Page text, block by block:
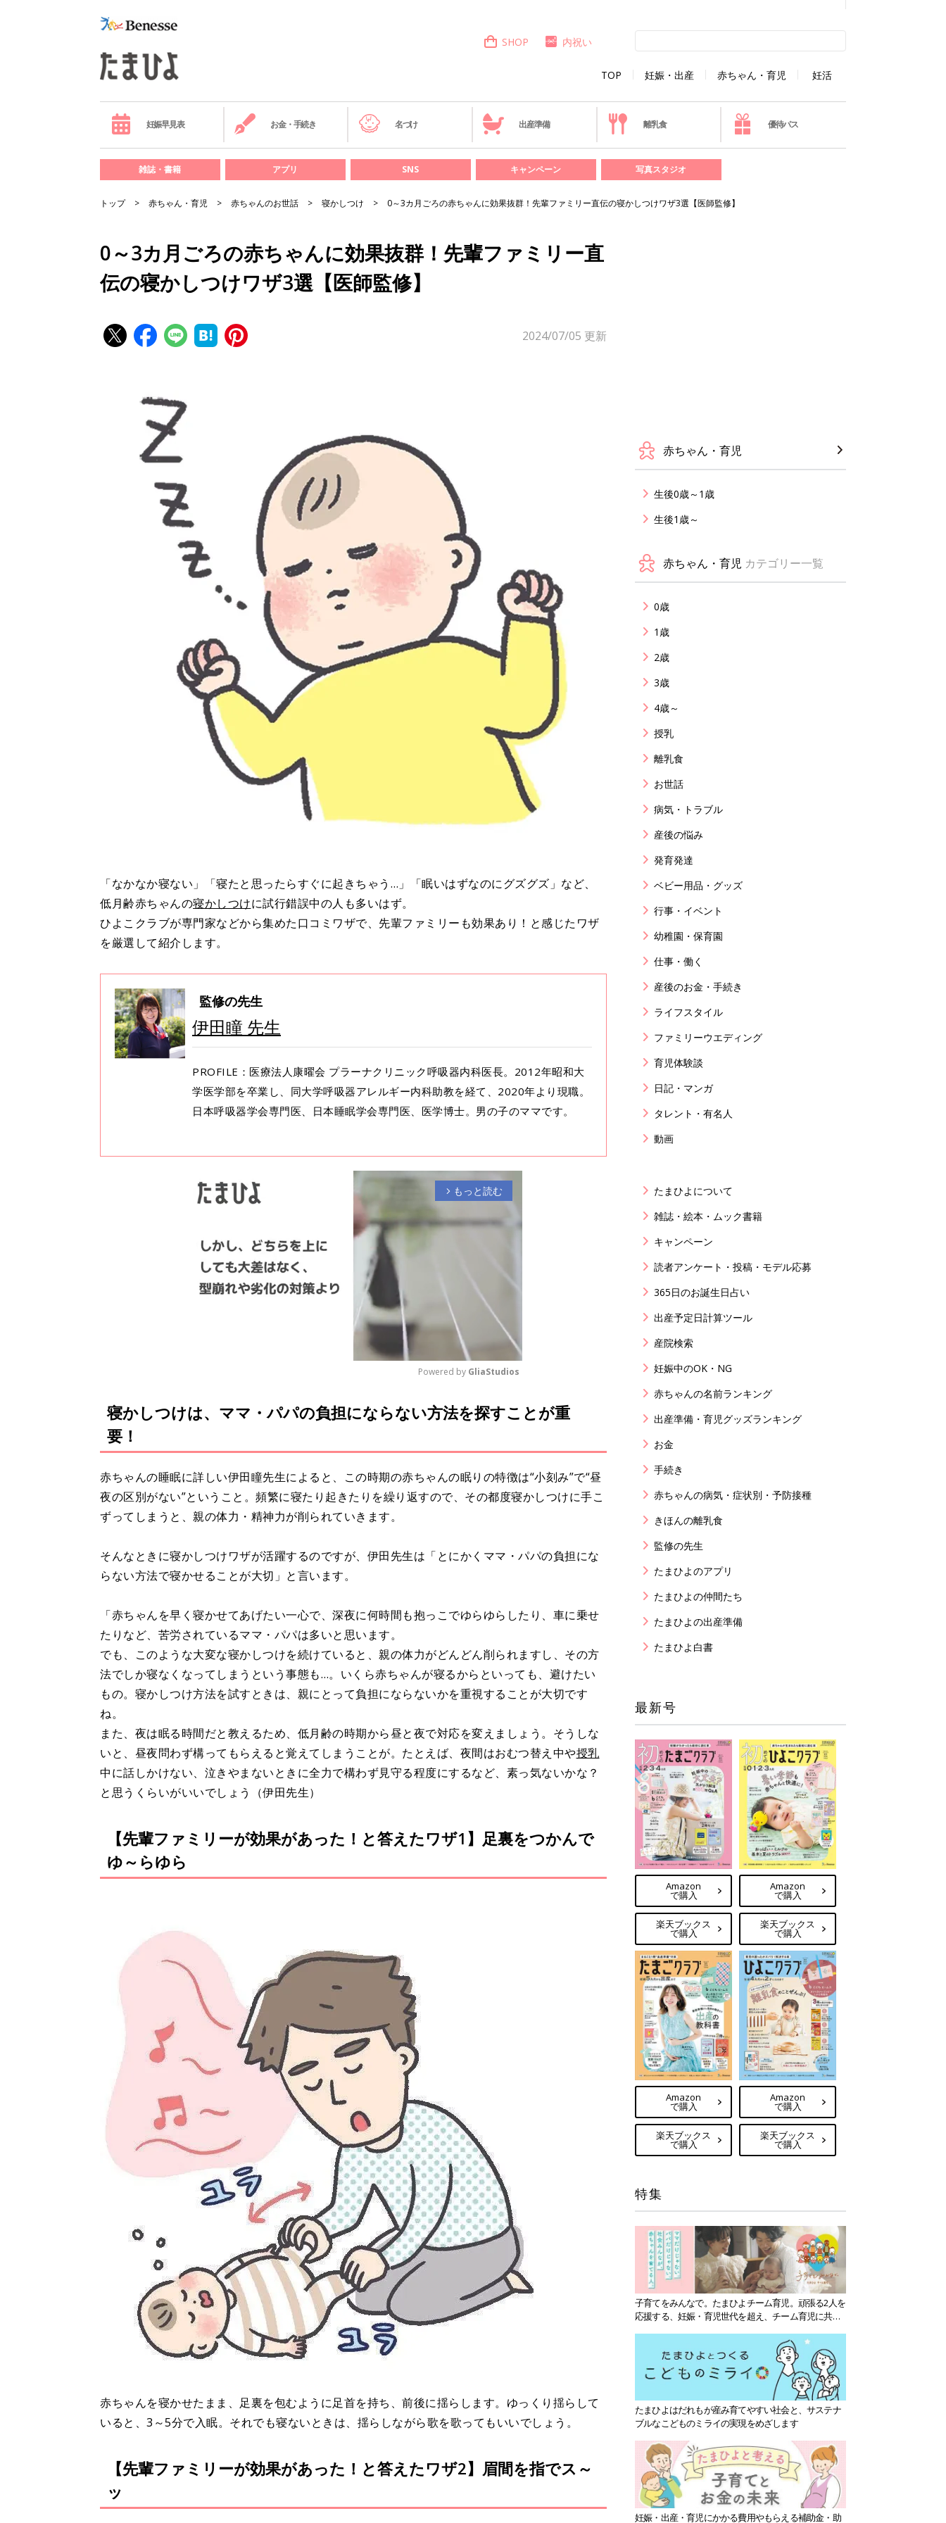
TOP 妊娠・出産 赤ちゃん・育児 妊活
SHOP 内祝い
妊娠早見表 お金・手続き 名づけ 出産準備 離乳食 優待パス
雑誌・書籍 アプリ SNS キャンペーン 写真スタジオ
トップ 赤ちゃん・育児 赤ちゃんのお世話 寝かしつけ 0～3カ月ごろの赤ちゃんに効果抜群！先輩ファミリー直伝の寝かしつけワザ3選【医師監修】
0～3カ月ごろの赤ちゃんに効果抜群！先輩ファミリー直
伝の寝かしつけワザ3選【医師監修】
2024/07/05 更新
「なかなか寝ない」「寝たと思ったらすぐに起きちゃう…」「眠いはずなのにグズグズ」など、
低月齢赤ちゃんの寝かしつけに試行錯誤中の人も多いはず。
ひよこクラブが専門家などから集めた口コミワザで、先輩ファミリーも効果あり！と感じたワザ
を厳選して紹介します。
監修の先生
伊田瞳 先生
PROFILE：医療法人康曜会 プラーナクリニック呼吸器内科医長。2012年昭和大
学医学部を卒業し、同大学呼吸器アレルギー内科助教を経て、2020年より現職。
日本呼吸器学会専門医、日本睡眠学会専門医、医学博士。男の子のママです。
arrow_forward_ios もっと読む
M
t
e
Powered by GliaStudios
寝かしつけは、ママ・パパの負担にならない方法を探すことが重
要！
赤ちゃんの睡眠に詳しい伊田瞳先生によると、この時期の赤ちゃんの眠りの特徴は“小刻み”で“昼
夜の区別がない”ということ。頻繁に寝たり起きたりを繰り返すので、その都度寝かしつけに手こ
ずってしまうと、親の体力・精神力が削られていきます。
そんなときに寝かしつけワザが活躍するのですが、伊田先生は「とにかくママ・パパの負担にな
らない方法で寝かせることが大切」と言います。
「赤ちゃんを早く寝かせてあげたい一心で、深夜に何時間も抱っこでゆらゆらしたり、車に乗せ
たりなど、苦労されているママ・パパは多いと思います。
でも、このような大変な寝かしつけを続けていると、親の体力がどんどん削られますし、その方
法でしか寝なくなってしまうという事態も…。いくら赤ちゃんが寝るからといっても、避けたい
もの。寝かしつけ方法を試すときは、親にとって負担にならないかを重視することが大切です
ね。
また、夜は眠る時間だと教えるため、低月齢の時期から昼と夜で対応を変えましょう。そうしな
いと、昼夜問わず構ってもらえると覚えてしまうことが。たとえば、夜間はおむつ替え中や授乳
中に話しかけない、泣きやまないときに全力で構わず見守る程度にするなど、素っ気ないかな？
と思うくらいがいいでしょう（伊田先生）
【先輩ファミリーが効果があった！と答えたワザ1】足裏をつかんで
ゆ～らゆら
赤ちゃんを寝かせたまま、足裏を包むように足首を持ち、前後に揺らします。ゆっくり揺らして
いると、3～5分で入眠。それでも寝ないときは、揺らしながら歌を歌ってもいいでしょう。
【先輩ファミリーが効果があった！と答えたワザ2】眉間を指でス～
ッ
赤ちゃん・育児
生後0歳～1歳
生後1歳～
赤ちゃん・育児 カテゴリー一覧
0歳
1歳
2歳
3歳
4歳～
授乳
離乳食
お世話
病気・トラブル
産後の悩み
発育発達
ベビー用品・グッズ
行事・イベント
幼稚園・保育園
仕事・働く
産後のお金・手続き
ライフスタイル
ファミリーウエディング
育児体験談
日記・マンガ
タレント・有名人
動画
たまひよについて
雑誌・絵本・ムック書籍
キャンペーン
読者アンケート・投稿・モデル応募
365日のお誕生日占い
出産予定日計算ツール
産院検索
妊娠中のOK・NG
赤ちゃんの名前ランキング
出産準備・育児グッズランキング
お金
手続き
赤ちゃんの病気・症状別・予防接種
きほんの離乳食
監修の先生
たまひよのアプリ
たまひよの仲間たち
たまひよの出産準備
たまひよ白書
最新号
Amazon
で購入
楽天ブックス
で購入
Amazon
で購入
楽天ブックス
で購入
Amazon
で購入
楽天ブックス
で購入
Amazon
で購入
楽天ブックス
で購入
特集
子育てをみんなで。たまひよチーム育児。頑張る2人を
応援する、妊娠・育児世代を超え、チーム育児に共感
たまひよはだれもが産み育てやすい社会と、サステナ
ブルなこどものミライの実現をめざします
妊娠・出産・育児にかかる費用やもらえる補助金・助